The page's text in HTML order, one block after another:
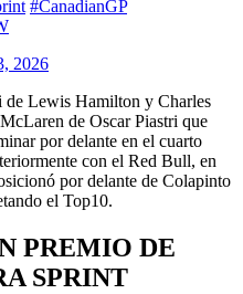
#CanadianGP
2026
de Lewis Hamilton y Charles
de Oscar Piastri que
por delante en el cuarto
con el Red Bull, en
por delante de Colapinto
el Top10.
PREMIO DE
SPRINT